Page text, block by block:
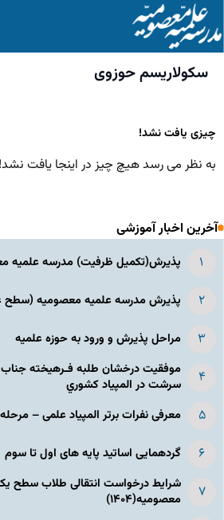
سکولاریسم حوزوی
چیزی یافت نشد!
به نظر می رسد هیچ چیز در اینجا یافت نشد!
آخرین اخبار آموزشی
پذیرش(تکمیل ظرفیت) مدرسه علمیه
پذیرش مدرسه علمیه معصومیه‌ (سطح
مراحل پذیرش و ورود به حوزه علمیه
موفقیت درخشان طلبه فـرهیخته
سرشت در المپياد كشوري
معرفی نفرات برتر المپیاد علمی –
گردهمایی اساتید پایه های اول تا سوم
شرایط درخواست انتقالی طلاب سطح
معصومیه(۱۴۰۴)